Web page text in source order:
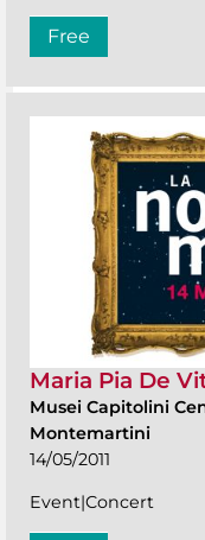
Free
Maria Pia De
Musei Capitolini
Montemartini
14/05/2011
Event|Concert